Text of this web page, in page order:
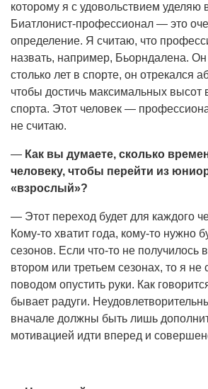
которому я с удовольствием уделяю
Биатлонист-профессионал — это
определение. Я считаю, что
назвать, например, Бьорндалена. Он
столько лет в спорте, он отрекался
чтобы достичь максимальных высот
спорта. Этот человек —
не считаю.
— Как вы думаете, сколько
человеку, чтобы перейти из
«взрослый»?
— Этот переход будет для каждого
Кому-то хватит года, кому-то нужно
сезонов. Если что-то не получилось
втором или третьем сезонах, то я не
поводом опустить руки. Как
бывает радуги.
вначале должны быть лишь
мотивацией идти вперед и